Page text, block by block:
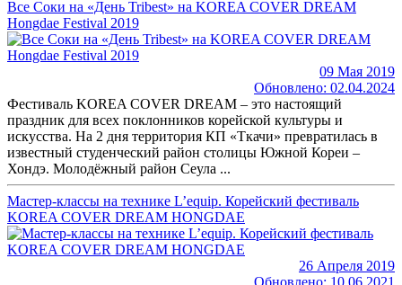
Все Соки на «День Tribest» на KOREA COVER DREAM
Hongdae Festival 2019
09 Мая 2019
Обновлено: 02.04.2024
Фестиваль KOREA COVER DREAM – это настоящий
праздник для всех поклонников корейской культуры и
искусства. На 2 дня территория КП «Ткачи» превратилась в
известный студенческий район столицы Южной Кореи –
Хондэ. Молодёжный район Сеула ...
Мастер-классы на технике L’equip. Корейский фестиваль
KOREA COVER DREAM HONGDAE
26 Апреля 2019
Обновлено: 10.06.2021